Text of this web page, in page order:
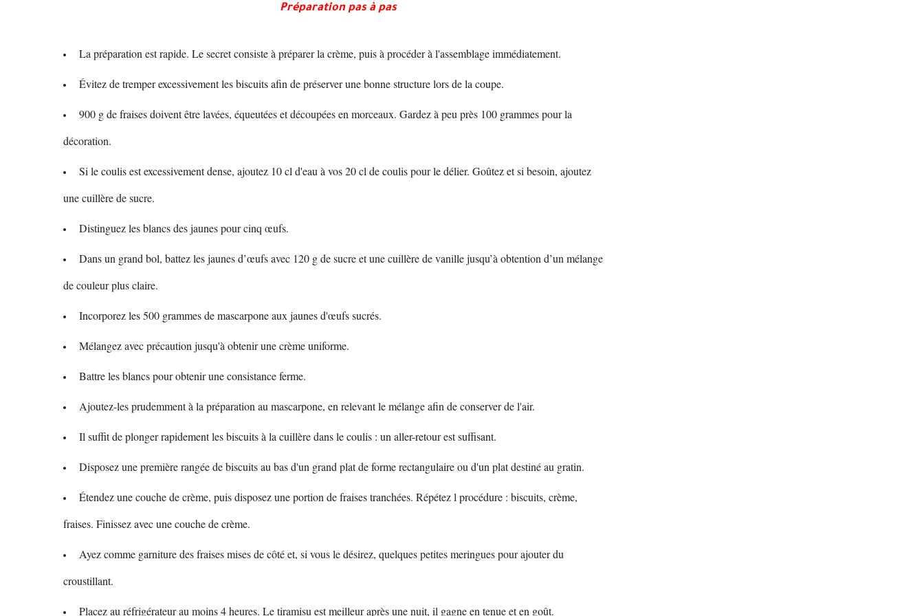
Préparation pas à pas
La préparation est rapide. Le secret consiste à préparer la crème, puis à procéder à l'assemblage immédiatement.
Évitez de tremper excessivement les biscuits afin de préserver une bonne structure lors de la coupe.
900 g de fraises doivent être lavées, équeutées et découpées en morceaux. Gardez à peu près 100 grammes pour la
décoration.
Si le coulis est excessivement dense, ajoutez 10 cl d'eau à vos 20 cl de coulis pour le délier. Goûtez et si besoin, ajoutez
une cuillère de sucre.
Distinguez les blancs des jaunes pour cinq œufs.
Dans un grand bol, battez les jaunes d’œufs avec 120 g de sucre et une cuillère de vanille jusqu’à obtention d’un mélange
de couleur plus claire.
Incorporez les 500 grammes de mascarpone aux jaunes d'œufs sucrés.
Mélangez avec précaution jusqu'à obtenir une crème uniforme.
Battre les blancs pour obtenir une consistance ferme.
Ajoutez-les prudemment à la préparation au mascarpone, en relevant le mélange afin de conserver de l'air.
Il suffit de plonger rapidement les biscuits à la cuillère dans le coulis : un aller-retour est suffisant.
Disposez une première rangée de biscuits au bas d'un grand plat de forme rectangulaire ou d'un plat destiné au gratin.
Étendez une couche de crème, puis disposez une portion de fraises tranchées. Répétez l procédure : biscuits, crème,
fraises. Finissez avec une couche de crème.
Ayez comme garniture des fraises mises de côté et, si vous le désirez, quelques petites meringues pour ajouter du
croustillant.
Placez au réfrigérateur au moins 4 heures. Le tiramisu est meilleur après une nuit, il gagne en tenue et en goût.